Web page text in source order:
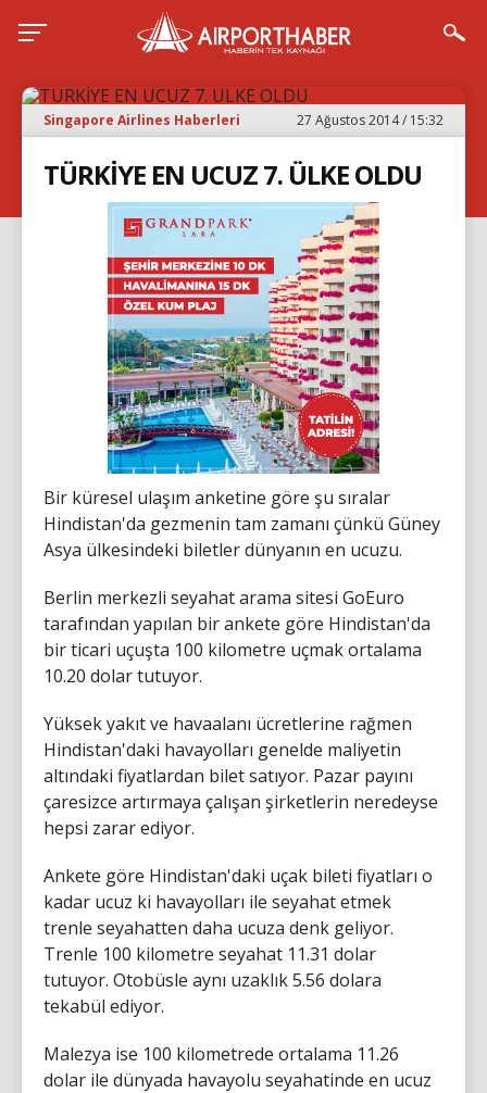
Singapore Airlines Haberleri 27 Ağustos 2014 / 15:32
TÜRKİYE EN UCUZ 7. ÜLKE OLDU
Bir küresel ulaşım anketine göre şu sıralar
Hindistan'da gezmenin tam zamanı çünkü Güney
Asya ülkesindeki biletler dünyanın en ucuzu.
Berlin merkezli seyahat arama sitesi GoEuro
tarafından yapılan bir ankete göre Hindistan'da
bir ticari uçuşta 100 kilometre uçmak ortalama
10.20 dolar tutuyor.
Yüksek yakıt ve havaalanı ücretlerine rağmen
Hindistan'daki havayolları genelde maliyetin
altındaki fiyatlardan bilet satıyor. Pazar payını
çaresizce artırmaya çalışan şirketlerin neredeyse
hepsi zarar ediyor.
Ankete göre Hindistan'daki uçak bileti fiyatları o
kadar ucuz ki havayolları ile seyahat etmek
trenle seyahatten daha ucuza denk geliyor.
Trenle 100 kilometre seyahat 11.31 dolar
tutuyor. Otobüsle aynı uzaklık 5.56 dolara
tekabül ediyor.
Malezya ise 100 kilometrede ortalama 11.26
dolar ile dünyada havayolu seyahatinde en ucuz